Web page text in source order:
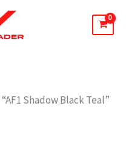
Shadow Black Teal”